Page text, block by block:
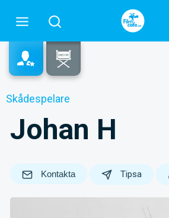
Skådespelare
Johan H
Kontakta Tipsa